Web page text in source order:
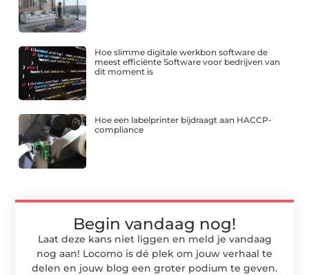
Hoe slimme digitale werkbon software de
meest efficiënte Software voor bedrijven van
dit moment is
Hoe een labelprinter bijdraagt aan HACCP-
compliance
Begin vandaag nog!
Laat deze kans niet liggen en meld je vandaag
nog aan! Locomo is dé plek om jouw verhaal te
delen en jouw blog een groter podium te geven.